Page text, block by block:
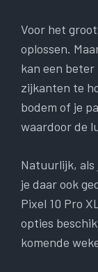
Voor het
oplossen.
kan een beter
zijkanten te
bodem of je
waardoor de
Natuurlijk, als
je daar ook
Pixel 10 Pro
opties
komende